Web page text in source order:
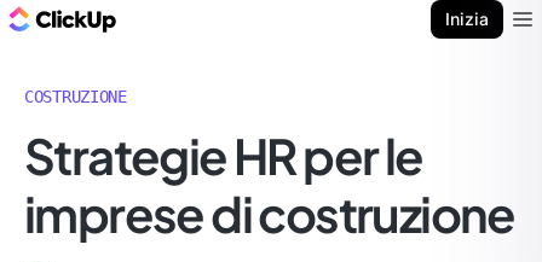
Inizia
COSTRUZIONE
Strategie HR per le
imprese di costruzione